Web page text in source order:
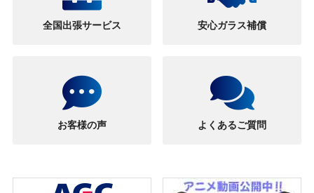
全国出張サービス 安心ガラス補償
お客様の声 よくあるご質問